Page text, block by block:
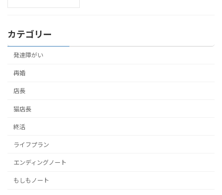
カテゴリー
発達障がい
再婚
店長
猫店長
終活
ライフプラン
エンディングノート
もしもノート